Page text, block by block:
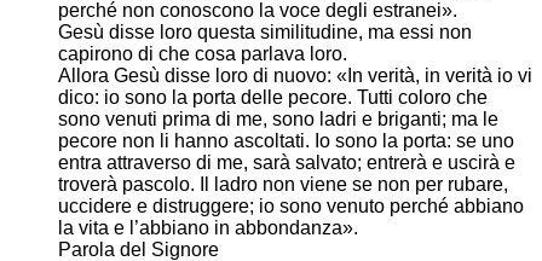
perché non conoscono la voce degli estranei».
Gesù disse loro questa similitudine, ma essi non
capirono di che cosa parlava loro.
Allora Gesù disse loro di nuovo: «In verità, in verità io vi
dico: io sono la porta delle pecore. Tutti coloro che
sono venuti prima di me, sono ladri e briganti; ma le
pecore non li hanno ascoltati. Io sono la porta: se uno
entra attraverso di me, sarà salvato; entrerà e uscirà e
troverà pascolo. Il ladro non viene se non per rubare,
uccidere e distruggere; io sono venuto perché abbiano
la vita e l’abbiano in abbondanza».
Parola del Signore